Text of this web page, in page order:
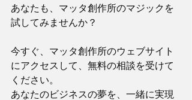
あなたも、マッタ創作所のマジックを
試してみませんか？
今すぐ、マッタ創作所のウェブサイト
にアクセスして、無料の相談を受けて
ください。
あなたのビジネスの夢を、一緒に実現